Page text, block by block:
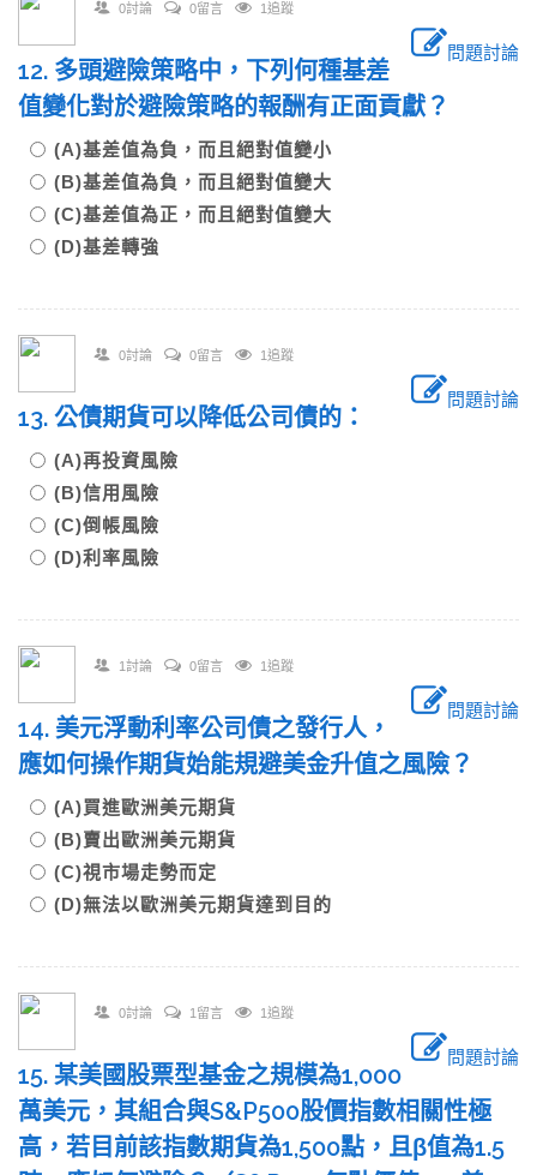
0討論 0留言 1追蹤
問題討論
12. 多頭避險策略中，下列何種基差
值變化對於避險策略的報酬有正面貢獻？
(A)基差值為負，而且絕對值變小
(B)基差值為負，而且絕對值變大
(C)基差值為正，而且絕對值變大
(D)基差轉強
0討論 0留言 1追蹤
問題討論
13. 公債期貨可以降低公司債的：
(A)再投資風險
(B)信用風險
(C)倒帳風險
(D)利率風險
1討論 0留言 1追蹤
問題討論
14. 美元浮動利率公司債之發行人，
應如何操作期貨始能規避美金升值之風險？
(A)買進歐洲美元期貨
(B)賣出歐洲美元期貨
(C)視市場走勢而定
(D)無法以歐洲美元期貨達到目的
0討論 1留言 1追蹤
問題討論
15. 某美國股票型基金之規模為1,000
萬美元，其組合與S&P500股價指數相關性極
高，若目前該指數期貨為1,500點，且β值為1.5